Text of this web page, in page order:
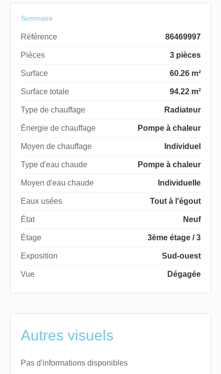
Sommaire
Référence 86469997
Pièces 3 pièces
Surface 60.26 m²
Surface totale 94.22 m²
Type de chauffage Radiateur
Énergie de chauffage Pompe à chaleur
Moyen de chauffage Individuel
Type d'eau chaude Pompe à chaleur
Moyen d'eau chaude Individuelle
Eaux usées Tout à l'égout
État Neuf
Étage 3ème étage / 3
Exposition Sud-ouest
Vue Dégagée
Autres visuels
Pas d'informations disponibles